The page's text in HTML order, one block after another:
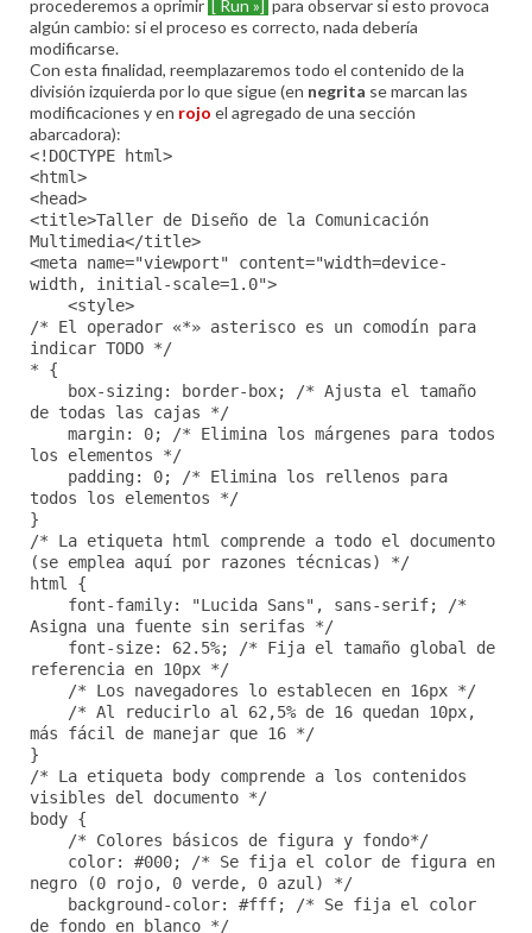
procederemos a oprimir [ Run »]
para observar si esto provoca
algún cambio: si el proceso es correcto, nada debería
modificarse.
Con esta finalidad, reemplazaremos todo el contenido de la
división izquierda por lo que sigue (en negrita se marcan las
modificaciones y en rojo el agregado de una sección
abarcadora):
<!DOCTYPE html>
<html>
<head>
<title>Taller de Diseño de la Comunicación
Multimedia</title>
<meta name="viewport" content="width=device-
width, initial-scale=1.0">
<style>
/* El operador «*» asterisco es un comodín para
indicar TODO */
* {
box-sizing: border-box; /* Ajusta el tamaño
de todas las cajas */
margin: 0; /* Elimina los márgenes para todos
los elementos */
padding: 0; /* Elimina los rellenos para
todos los elementos */
}
/* La etiqueta html comprende a todo el documento
(se emplea aquí por razones técnicas) */
html {
font-family: "Lucida Sans", sans-serif; /*
Asigna una fuente sin serifas */
font-size: 62.5%; /* Fija el tamaño global de
referencia en 10px */
/* Los navegadores lo establecen en 16px */
/* Al reducirlo al 62,5% de 16 quedan 10px,
más fácil de manejar que 16 */
}
/* La etiqueta body comprende a los contenidos
visibles del documento */
body {
/* Colores básicos de figura y fondo*/
color: #000; /* Se fija el color de figura en
negro (0 rojo, 0 verde, 0 azul) */
background-color: #fff; /* Se fija el color
de fondo en blanco */